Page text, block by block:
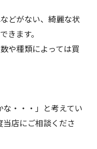
どがない、綺麗な状
きます。
や種類によっては買
な・・・」と考えてい
店にご相談くださ